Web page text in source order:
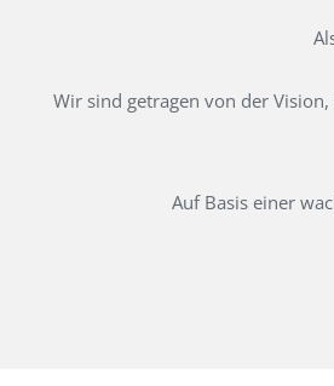
Wir sind getragen von der
Auf Basis einer